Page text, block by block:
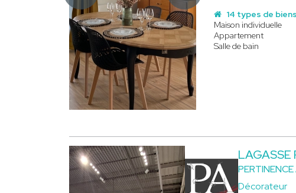
14 types de biens
Maison individuelle
Appartement
Salle de bain
LAGASSE
Décorateur